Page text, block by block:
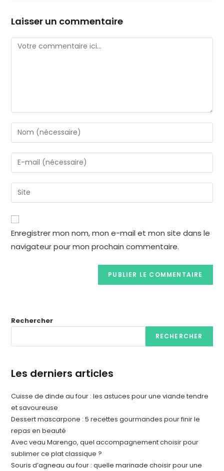
Laisser un commentaire
Enregistrer mon nom, mon e-mail et mon site dans le
navigateur pour mon prochain commentaire.
Rechercher
RECHERCHER
Les derniers articles
Cuisse de dinde au four : les astuces pour une viande tendre
et savoureuse
Dessert mascarpone : 5 recettes gourmandes pour finir le
repas en beauté
Avec veau Marengo, quel accompagnement choisir pour
sublimer ce plat classique ?
Souris d’agneau au four : quelle marinade choisir pour une